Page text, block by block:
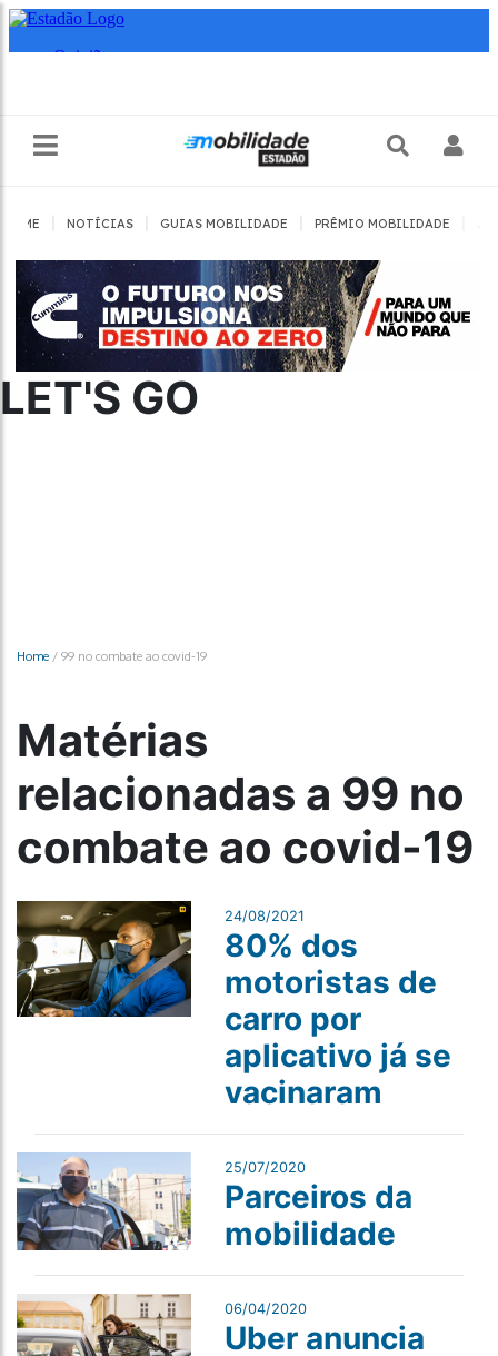
HOME NOTÍCIAS GUIAS MOBILIDADE PRÊMIO MOBILIDADE
LET'S GO
Home / 99 no combate ao covid-19
Matérias
relacionadas a 99 no
combate ao covid-19
24/08/2021
80% dos
motoristas de
carro por
aplicativo já se
vacinaram
25/07/2020
Parceiros da
mobilidade
06/04/2020
Uber anuncia